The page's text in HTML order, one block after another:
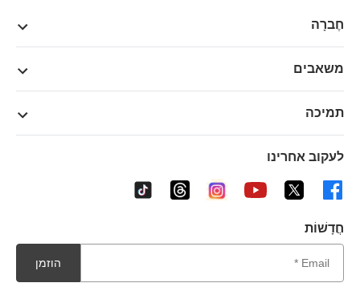
חֶברָה
משאבים
תמיכה
לעקוב אחרינו
חֲדָשׁוֹת
הוזמן